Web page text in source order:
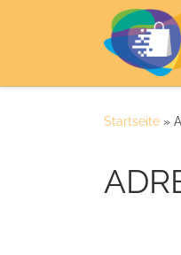
Zum Inhalt springen
Startseite »